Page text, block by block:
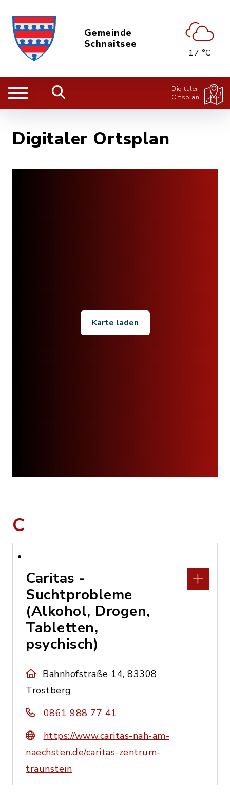
Gemeinde
Schnaitsee
17 °C
Digitaler
Ortsplan
Digitaler Ortsplan
Karte laden
C
Caritas -
Suchtprobleme
(Alkohol, Drogen,
Tabletten,
psychisch)
Bahnhofstraße 14, 83308
Trostberg
0861 988 77 41
https://www.caritas-nah-am-
naechsten.de/caritas-zentrum-
traunstein